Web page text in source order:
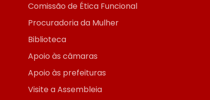
Comissão de Ética Funcional
Procuradoria da Mulher
Biblioteca
Apoio às câmaras
Apoio às prefeituras
Visite a Assembleia